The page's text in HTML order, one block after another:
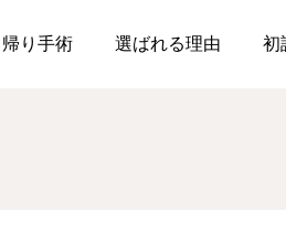
帰り手術 選ばれる理由 初
日部市民に当院の鼠径ヘルニア日帰り手